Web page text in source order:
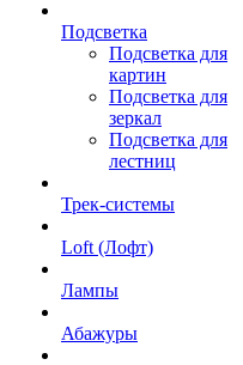
Подсветка
Подсветка для
картин
Подсветка для
зеркал
Подсветка для
лестниц
Трек-системы
Loft (Лофт)
Лампы
Абажуры